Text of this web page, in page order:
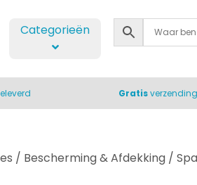
Categorieën
Gratis
/ Bescherming & Afdekking /